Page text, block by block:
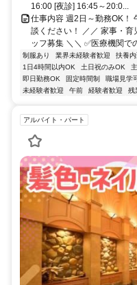
16:00 [夜診] 16:45～20:0...
仕事内容 週2日～勤務OK！
談ください！ ／／ 家事・育
ッフ募集 ＼＼ ✅医療機関で
制服あり 業界未経験者歓迎 扶養
1日4時間以内OK
土日祝のみOK
即日勤務OK
固定時間制 職場見学
未経験者歓迎
午前 経験者歓迎 残
アルバイト・パート